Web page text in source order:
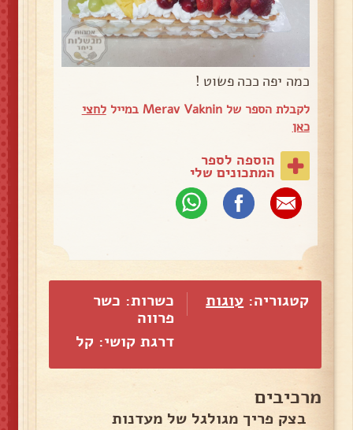
כמה יפה ככה פשוט !
לקבלת הספר של Merav Vaknin במייל
לחצי
כאן
הוספה לספר
המתכונים שלי
קטגוריה: עוגות
כשרות: כשר
פרווה
דרגת קושי: קל
מרכיבים
בצק פריך מגולגל של מעדנות